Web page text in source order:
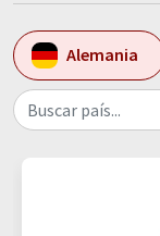
Alemania
Buscar país...